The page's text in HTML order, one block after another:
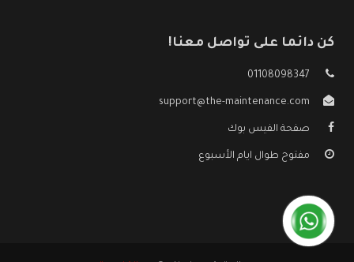
كن دائما على تواصل معنا!
01108098347
support@the-maintenance.com
صفحة الفيس بوك
مفتوح طوال ايام الأسبوع